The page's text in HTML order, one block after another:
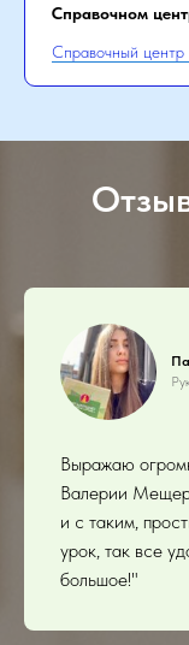
Справочном
Справочный
Выражаю
Валерии
и с таким,
урок, так все
большое!"